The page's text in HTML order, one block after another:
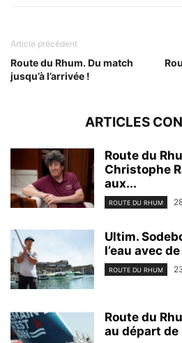
Article précédent
Route du Rhum. Du match
jusqu’à l’arrivée !
ARTICLES
Route du
Christophe
aux...
ROUTE DU RHUM
Ultim.
l’eau avec
ROUTE DU RHUM
Route du
au départ de